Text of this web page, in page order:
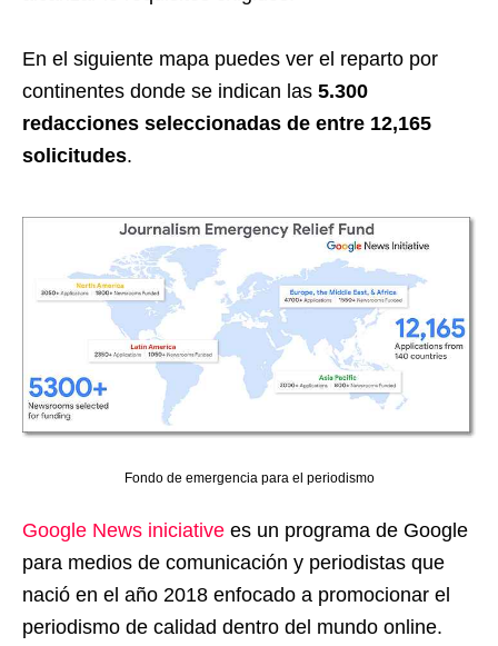
En el siguiente mapa puedes ver el reparto por
continentes donde se indican las 5.300
redacciones seleccionadas de entre 12,165
solicitudes.
Fondo de emergencia para el periodismo
Google News iniciative es un programa de Google
para medios de comunicación y periodistas que
nació en el año 2018 enfocado a promocionar el
periodismo de calidad dentro del mundo online.